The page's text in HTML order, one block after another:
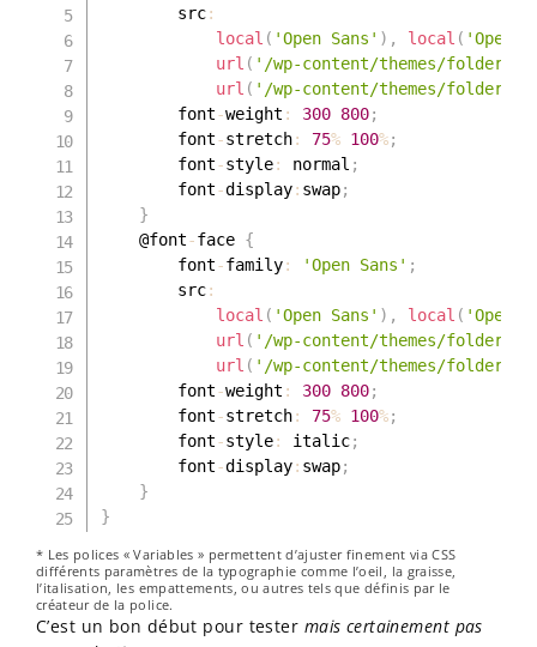
		src
:
local ( 'Open Sans' ) , local (
url ( '/wp-content/themes/folder/
url ( '/wp-content/themes/folder/
		font
-weight : 300 800;
		font
-stretch: 75% 100%;
		font
-style: normal ;
		font
-display: swap;
}
	@font
-face {
		font
-family: 'Open Sans' ;
		src
:
local ( 'Open Sans' ) , local (
url ( '/wp-content/themes/folder/
url ( '/wp-content/themes/folder/
		font
-weight : 300 800;
		font
-stretch: 75% 100%;
		font
-style: italic;
		font
-display: swap;
}
}
* Les polices « Variables » permettent d’ajuster finement via CSS
différents paramètres de la typographie comme l’oeil, la graisse,
l’italisation, les empattements, ou autres tels que définis par le
créateur de la police.
C’est un bon début pour tester mais certainement pas